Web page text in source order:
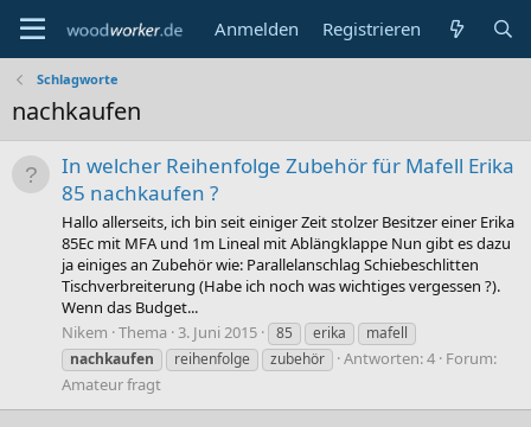
Anmelden Registrieren
Schlagworte
nachkaufen
In welcher Reihenfolge Zubehör für Mafell Erika
85 nachkaufen ?
Hallo allerseits, ich bin seit einiger Zeit stolzer Besitzer einer Erika
85Ec mit MFA und 1m Lineal mit Ablängklappe Nun gibt es dazu
ja einiges an Zubehör wie: Parallelanschlag Schiebeschlitten
Tischverbreiterung (Habe ich noch was wichtiges vergessen ?).
Wenn das Budget...
Nikem Thema 3. Juni 2015 85 erika
mafell
nachkaufen
reihenfolge zubehör Antworten: 4 Forum:
Amateur fragt